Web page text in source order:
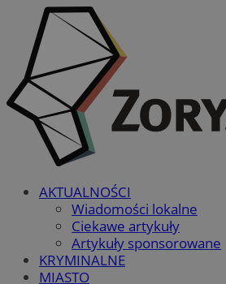
AKTUALNOŚCI
Wiadomości lokalne
Ciekawe artykuły
Artykuły sponsorowane
KRYMINALNE
MIASTO